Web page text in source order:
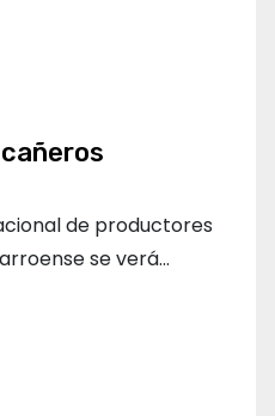
de productores
se verá…